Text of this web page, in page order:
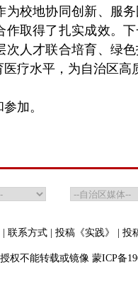
为校地协同创新、服
作取得了扎实成效。
次人才联合培育、绿
疗水平，为自治区高
加。
联系方式 投稿《实践》 投
权不能转载或镜像 蒙ICP备